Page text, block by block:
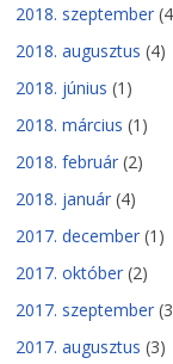
2018. szeptember
2018. augusztus (4)
2018. június (1)
2018. március (1)
2018. február (2)
2018. január (4)
2017. december (1)
2017. október (2)
2017. szeptember
2017. augusztus (3)